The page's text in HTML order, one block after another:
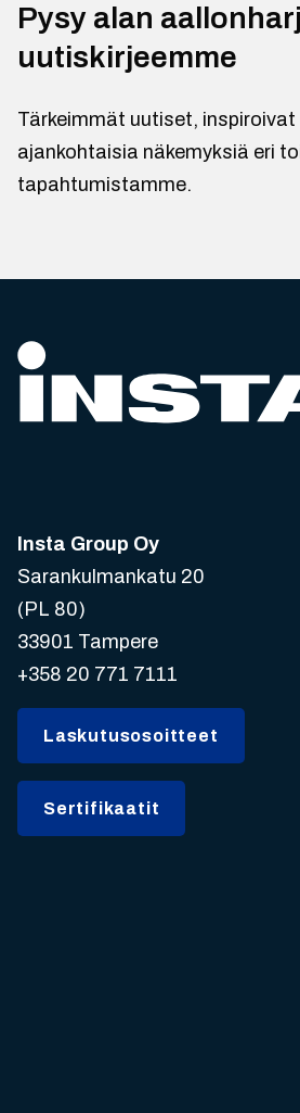
Pysy alan
uutiskirjeemme
Tärkeimmät uutiset,
ajankohtaisia näkemyksiä eri
tapahtumistamme.
Insta Group Oy
Sarankulmankatu 20
(PL 80)
33901 Tampere
+358 20 771 7111
Laskutusosoitteet
Sertifikaatit